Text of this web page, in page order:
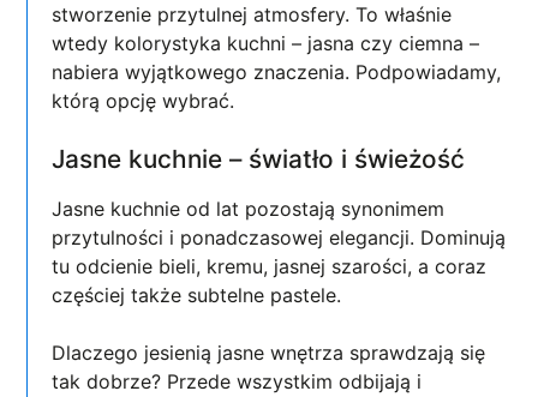
stworzenie przytulnej atmosfery. To właśnie
wtedy kolorystyka kuchni – jasna czy ciemna –
nabiera wyjątkowego znaczenia. Podpowiadamy,
którą opcję wybrać.
Jasne kuchnie – światło i świeżość
Jasne kuchnie od lat pozostają synonimem
przytulności i ponadczasowej elegancji. Dominują
tu odcienie bieli, kremu, jasnej szarości, a coraz
częściej także subtelne pastele.
Dlaczego jesienią jasne wnętrza sprawdzają się
tak dobrze? Przede wszystkim odbijają i